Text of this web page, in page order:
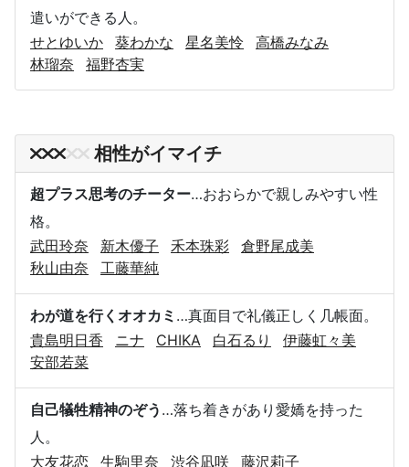
遣いができる人。
せとゆいか
葵わかな 星名美怜
高橋みなみ
林瑠奈
福野杏実
相性がイマイチ
超プラス思考のチーター…おおらかで親しみやすい性
格。
武田玲奈
新木優子 禾本珠彩
倉野尾成美
秋山由奈
工藤華純
わが道を行くオオカミ …真面目で礼儀正しく几帳面。
貴島明日香
ニナ CHIKA 白石るり
伊藤虹々美
安部若菜
自己犠牲精神のぞう …落ち着きがあり愛嬌を持った
人。
大友花恋
生駒里奈 渋谷凪咲 藤沢莉子